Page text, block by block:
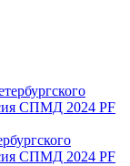
СПМД 2024 PF